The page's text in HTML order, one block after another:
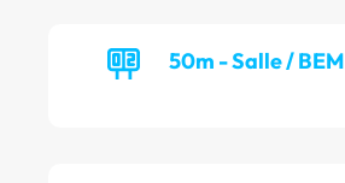
50m - Salle / BEM